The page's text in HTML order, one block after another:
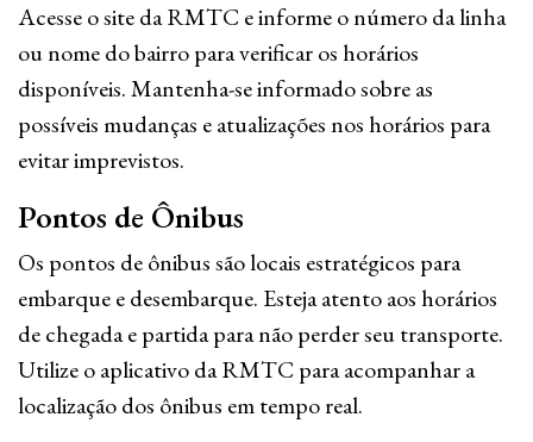
Acesse o site da RMTC e informe o número da linha
ou nome do bairro para verificar os horários
disponíveis. Mantenha-se informado sobre as
possíveis mudanças e atualizações nos horários para
evitar imprevistos.
Pontos de Ônibus
Os pontos de ônibus são locais estratégicos para
embarque e desembarque. Esteja atento aos horários
de chegada e partida para não perder seu transporte.
Utilize o aplicativo da RMTC para acompanhar a
localização dos ônibus em tempo real.